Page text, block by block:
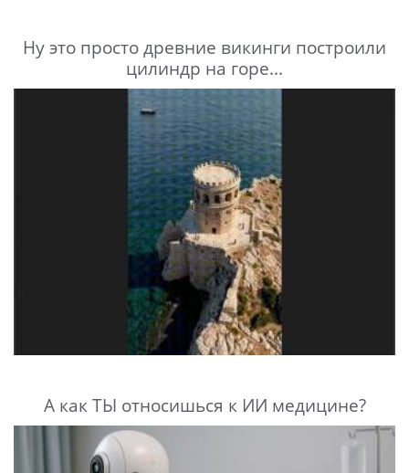
Ну это просто древние викинги построили
цилиндр на горе...
А как ТЫ относишься к ИИ медицине?